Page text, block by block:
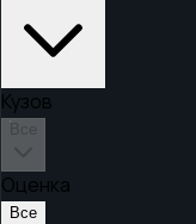
Кузов
Все
Оценка
Все